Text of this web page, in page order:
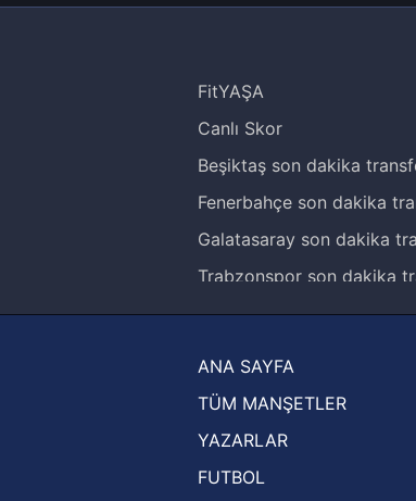
FitYAŞA
Canlı Skor
Beşiktaş son dakika
Fenerbahçe son dakika
Galatasaray son dakika
Trabzonspor son dakika
Ziraat Türkiye Kupası
UEFA Şampiyonlar Ligi
UEFA Avrupa Ligi haberleri
UEFA Konferans Ligi
ANA SAYFA
TÜM MANŞETLER
YAZARLAR
FUTBOL